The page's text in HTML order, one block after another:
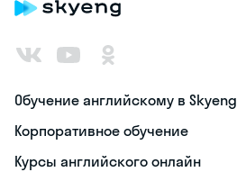
Обучение английскому в Skyeng
Корпоративное обучение
Курсы английского онлайн